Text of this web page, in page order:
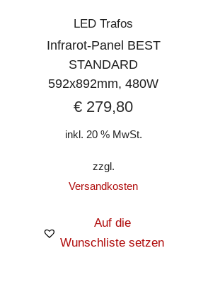
LED Trafos
Infrarot-Panel BEST
STANDARD
592x892mm, 480W
€ 279,80
inkl. 20 % MwSt.
zzgl.
Versandkosten
Auf die
Wunschliste setzen